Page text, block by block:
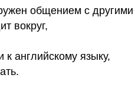
общением с другими
вокруг,
к английскому языку,